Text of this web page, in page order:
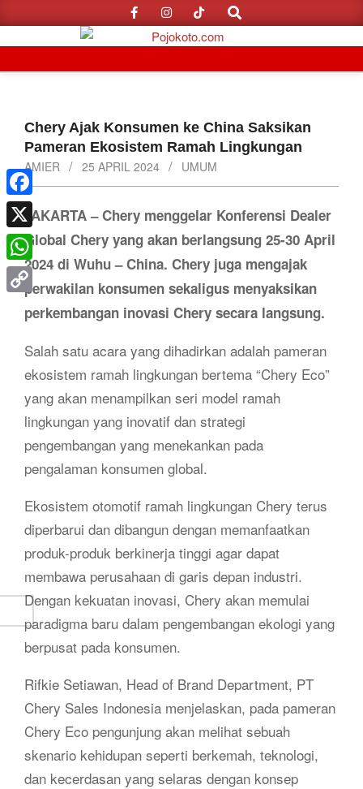
to
content
Search
MenuChery Ajak Konsumen ke China Saksikan
Pameran Ekosistem Ramah Lingkungan
AMIER
25 APRIL 2024 UMUM
JAKARTA – Chery menggelar Konferensi Dealer
Global Chery yang akan berlangsung 25-30 April
2024 di Wuhu – China. Chery juga mengajak
perwakilan konsumen sekaligus menyaksikan
perkembangan inovasi Chery secara langsung.
Salah satu acara yang dihadirkan adalah pameran
ekosistem ramah lingkungan bertema “Chery Eco”
yang akan menampilkan seri model ramah
lingkungan yang inovatif dan strategi
pengembangan yang menekankan pada
pengalaman konsumen global.
Ekosistem otomotif ramah lingkungan Chery terus
diperbarui dan dibangun dengan memanfaatkan
produk-produk berkinerja tinggi agar dapat
membawa perusahaan di garis depan industri.
Dengan kekuatan inovasi, Chery akan memulai
paradigma baru dalam pengembangan ekologi yang
berpusat pada konsumen.
Rifkie Setiawan, Head of Brand Department, PT
Chery Sales Indonesia menjelaskan, pada pameran
Chery Eco pengunjung akan melihat sebuah
skenario kehidupan seperti berkemah, teknologi,
dan kecerdasan yang selaras dengan konsep
Facebook
X
WhatsApp